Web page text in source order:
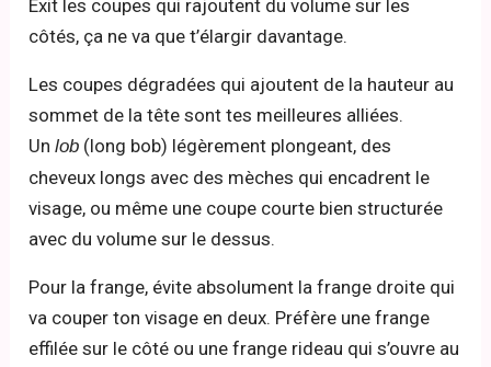
Exit les coupes qui rajoutent du volume sur les
côtés, ça ne va que t’élargir davantage.
Les coupes dégradées qui ajoutent de la hauteur au
sommet de la tête sont tes meilleures alliées.
Unlob (long bob) légèrement plongeant, des
cheveux longs avec des mèches qui encadrent le
visage, ou même une coupe courte bien structurée
avec du volume sur le dessus.
Pour la frange, évite absolument la frange droite qui
va couper ton visage en deux. Préfère une frange
effilée sur le côté ou une frange rideau qui s’ouvre au